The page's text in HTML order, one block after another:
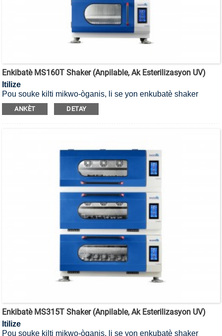
Enkibatè MS160T Shaker (Anpilable, Ak Esterilizasyon UV)
Itilize
Pou souke kilti mikwo-òganis, li se yon enkubatè shaker
esterilizasyon UV ki ka anpile.
ANKÈT DETAY
Enkibatè MS315T Shaker (Anpilable, Ak Esterilizasyon UV)
Itilize
Pou souke kilti mikwo-òganis, li se yon enkubatè shaker